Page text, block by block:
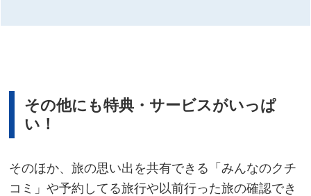
その他にも特典・サービスがいっぱ
い！
そのほか、旅の思い出を共有できる「みんなのクチ
コミ」や予約してる旅行や以前行った旅の確認でき